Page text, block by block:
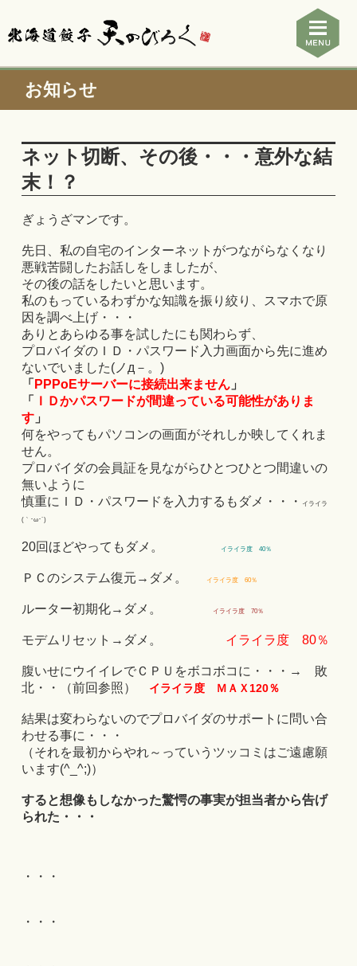
お知らせ
ネット切断、その後・・・意外な結
末！？
ぎょうざマンです。
先日、私の自宅のインターネットがつながらなくなり
悪戦苦闘したお話しをしましたが、
その後の話をしたいと思います。
私のもっているわずかな知識を振り絞り、スマホで原
因を調べ上げ・・・
ありとあらゆる事を試したにも関わらず、
プロバイダのＩＤ・パスワード入力画面から先に進め
ないでいました(ノд－。)
「 PPPoEサーバーに接続出来ません」
「
ＩＤかパスワードが間違っている可能性がありま
す」
何をやってもパソコンの画面がそれしか映してくれま
せん。
プロバイダの会員証を見ながらひとつひとつ間違いの
無いように
慎重にＩＤ・パスワードを入力するもダメ・・・
イライラ
(｀･ω･´)
20回ほどやってもダメ。 イライラ度 40％
ＰＣのシステム復元→ダメ。 イライラ度 60％
ルーター初期化→ダメ。 イライラ度 70％
モデムリセット→ダメ。 イライラ度 80％
腹いせにウイイレでＣＰＵをボコボコに・・・→ 敗
北・・（前回参照）
イライラ度 ＭＡＸ120％
結果は変わらないのでプロバイダのサポートに問い合
わせる事に・・・
（それを最初からやれ～っていうツッコミはご遠慮願
います(^_^;)）
すると想像もしなかった驚愕の事実が担当者から告げ
られた・・・
・・・
・・・